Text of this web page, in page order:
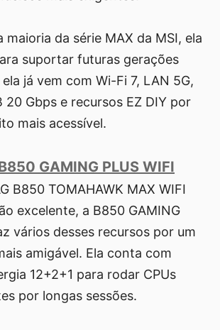
maioria da série MAX da MSI, ela
suportar futuras gerações
já vem com Wi-Fi 7, LAN 5G,
20 Gbps e recursos EZ DIY por
mais acessível.
GAMING PLUS WIFI
B850 TOMAHAWK MAX WIFI
excelente, a B850 GAMING
vários desses recursos por um
amigável. Ela conta com
12+2+1 para rodar CPUs
por longas sessões.